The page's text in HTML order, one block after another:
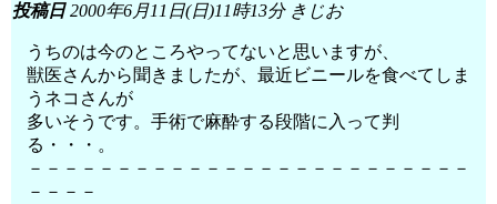
投稿日2000年6月11日(日)11時13分 きじお
うちのは今のところやってないと思いますが、
獣医さんから聞きましたが、最近ビニールを食べてしま
うネコさんが
多いそうです。手術で麻酔する段階に入って判
る・・・。
－－－－－－－－－－－－－－－－－－－－－－－－－
－－－－